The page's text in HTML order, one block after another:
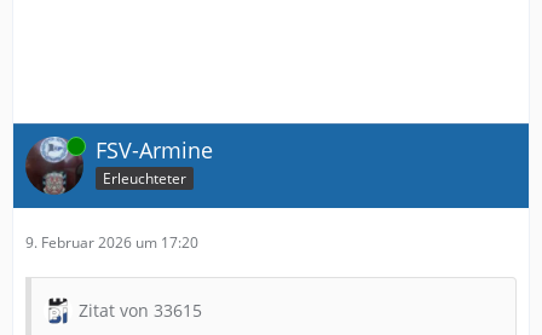
Online FSV-Armine
Erleuchteter
9. Februar 2026 um 17:20
Zitat von 33615